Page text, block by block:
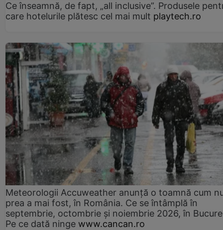
Ce înseamnă, de fapt, „all inclusive”. Produsele
care hotelurile plătesc cel mai mult playtech.ro
Meteorologii Accuweather anunță o toamnă cum
prea a mai fost, în România. Ce se întâmplă în
septembrie, octombrie și noiembrie 2026, în
Pe ce dată ninge www.cancan.ro